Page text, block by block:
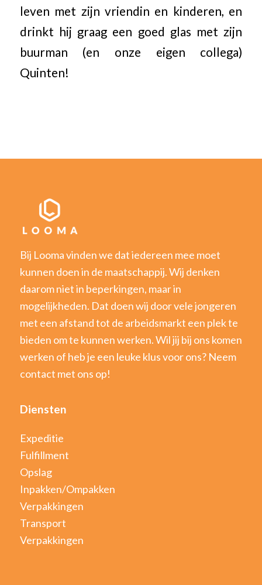
leven met zijn vriendin en kinderen, en
drinkt hij graag een goed glas met zijn
buurman (en onze eigen collega)
Quinten!
Bij Looma vinden we dat iedereen mee moet
kunnen doen in de maatschappij. Wij denken
daarom niet in beperkingen, maar in
mogelijkheden. Dat doen wij door vele jongeren
met een afstand tot de arbeidsmarkt een plek te
bieden om te kunnen werken. Wil jij bij ons komen
werken of heb je een leuke klus voor ons? Neem
contact met ons op!
Diensten
Expeditie
Fulfillment
Opslag
Inpakken/Ompakken
Verpakkingen
Transport
Verpakkingen